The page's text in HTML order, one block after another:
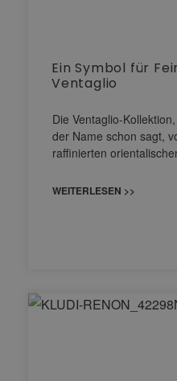
Ein Symbol für
Ventaglio
Die Ventaglio-
der Name schon sagt,
raffinierten
WEITERLESEN >>